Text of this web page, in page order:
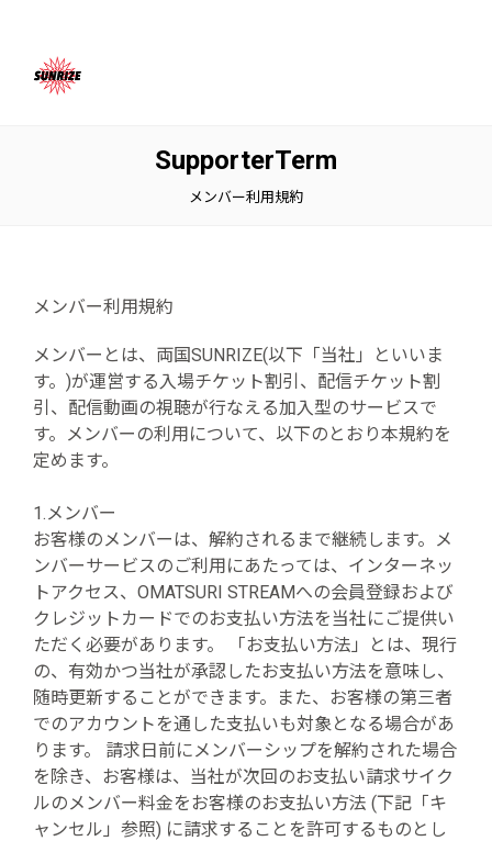
SupporterTerm
メンバー利用規約
メンバー利用規約
メンバーとは、両国SUNRIZE(以下「当社」といいま
す。)が運営する入場チケット割引、配信チケット割
引、配信動画の視聴が行なえる加入型のサービスで
す。メンバーの利用について、以下のとおり本規約を
定めます。
1.メンバー
お客様のメンバーは、解約されるまで継続します。メ
ンバーサービスのご利用にあたっては、インターネッ
トアクセス、OMATSURI STREAMへの会員登録および
クレジットカードでのお支払い方法を当社にご提供い
ただく必要があります。 「お支払い方法」とは、現行
の、有効かつ当社が承認したお支払い方法を意味し、
随時更新することができます。また、お客様の第三者
でのアカウントを通した支払いも対象となる場合があ
ります。 請求日前にメンバーシップを解約された場合
を除き、お客様は、当社が次回のお支払い請求サイク
ルのメンバー料金をお客様のお支払い方法 (下記「キ
ャンセル」参照) に請求することを許可するものとし